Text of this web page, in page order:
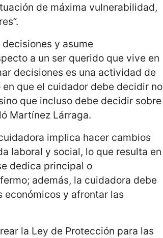
de máxima vulnerabilidad,
y asume
a un ser querido que vive en
decisiones es una actividad de
que el cuidador debe decidir no
que incluso debe decidir sobre
Martínez Lárraga.
implica hacer cambios
laboral y social, lo que resulta en
dedica principal o
además, la cuidadora debe
económicos y afrontar las
la Ley de Protección para las